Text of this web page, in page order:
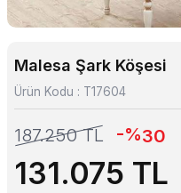
Malesa Şark Köşesi
Ürün Kodu : T17604
187.250TL -%30
131.075 TL